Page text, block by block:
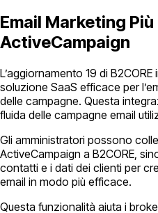
Email Marketing
ActiveCampaign
L’aggiornamento 19 di
soluzione SaaS efficace per
delle campagne. Questa
fluida delle campagne email
Gli amministratori possono
ActiveCampaign a B2CORE,
contatti e i dati dei clienti per
email in modo più efficace.
Questa funzionalità aiuta i